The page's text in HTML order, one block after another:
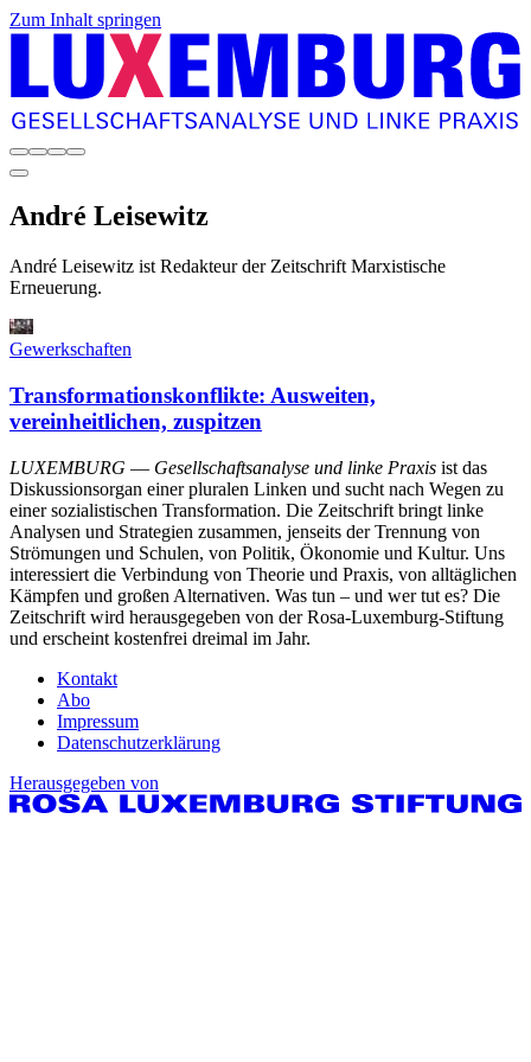
Zum Inhalt springen
André Leisewitz
André Leisewitz ist Redakteur der Zeitschrift Marxistische
Erneuerung.
Gewerkschaften
Transformationskonflikte: Ausweiten,
vereinheitlichen, zuspitzen
LUXEMBURG — Gesellschaftsanalyse und linke Praxis ist das
Diskussionsorgan einer pluralen Linken und sucht nach Wegen zu
einer sozialistischen Transformation. Die Zeitschrift bringt linke
Analysen und Strategien zusammen, jenseits der Trennung von
Strömungen und Schulen, von Politik, Ökonomie und Kultur. Uns
interessiert die Verbindung von Theorie und Praxis, von alltäglichen
Kämpfen und großen Alternativen. Was tun – und wer tut es? Die
Zeitschrift wird herausgegeben von der Rosa-Luxemburg-Stiftung
und erscheint kostenfrei dreimal im Jahr.
Kontakt
Abo
Impressum
Datenschutzerklärung
Herausgegeben von